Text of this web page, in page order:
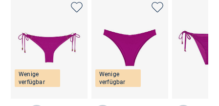
Wenige
verfügbar
Wenige
verfügbar